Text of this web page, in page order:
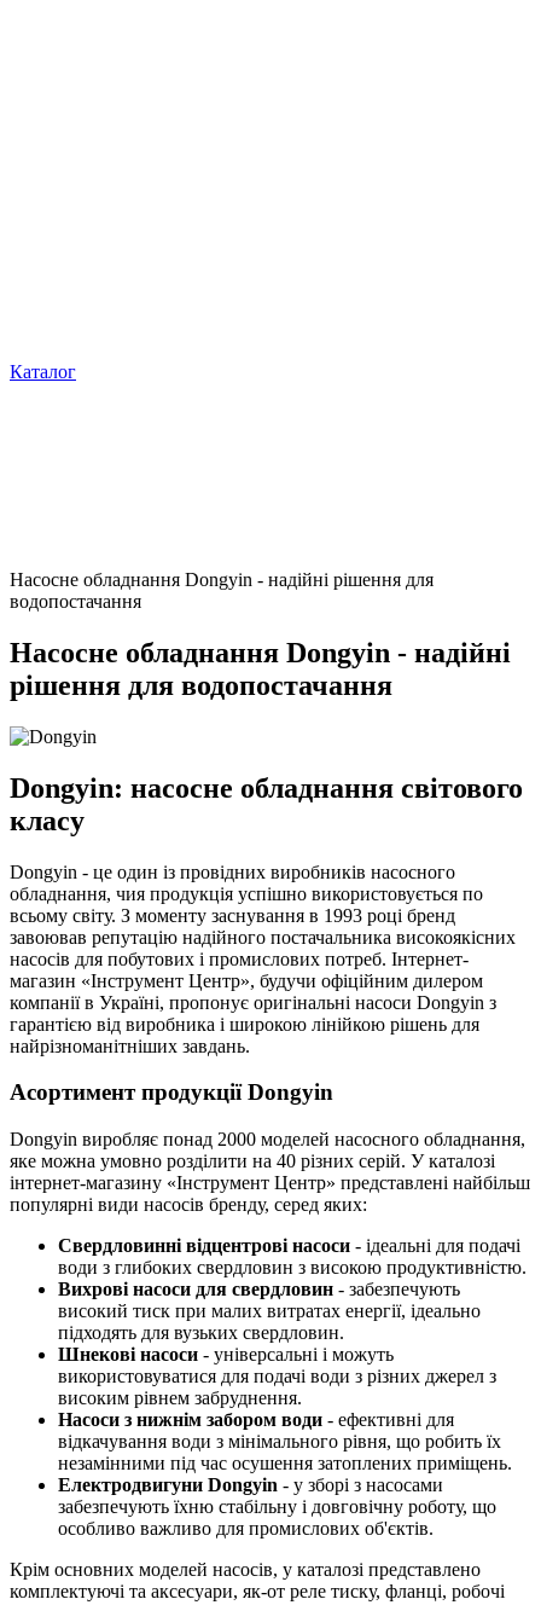
Каталог
Насосне обладнання Dongyin - надійні рішення для
водопостачання
Насосне обладнання Dongyin - надійні
рішення для водопостачання
Dongyin: насосне обладнання світового
класу
Dongyin - це один із провідних виробників насосного
обладнання, чия продукція успішно використовується по
всьому світу. З моменту заснування в 1993 році бренд
завоював репутацію надійного постачальника високоякісних
насосів для побутових і промислових потреб. Інтернет-
магазин «Інструмент Центр», будучи офіційним дилером
компанії в Україні, пропонує оригінальні насоси Dongyin з
гарантією від виробника і широкою лінійкою рішень для
найрізноманітніших завдань.
Асортимент продукції Dongyin
Dongyin виробляє понад 2000 моделей насосного обладнання,
яке можна умовно розділити на 40 різних серій. У каталозі
інтернет-магазину «Інструмент Центр» представлені найбільш
популярні види насосів бренду, серед яких:
Свердловинні відцентрові насоси - ідеальні для подачі
води з глибоких свердловин з високою продуктивністю.
Вихрові насоси для свердловин - забезпечують
високий тиск при малих витратах енергії, ідеально
підходять для вузьких свердловин.
Шнекові насоси - універсальні і можуть
використовуватися для подачі води з різних джерел з
високим рівнем забруднення.
Насоси з нижнім забором води - ефективні для
відкачування води з мінімального рівня, що робить їх
незамінними під час осушення затоплених приміщень.
Електродвигуни Dongyin - у зборі з насосами
забезпечують їхню стабільну і довговічну роботу, що
особливо важливо для промислових об'єктів.
Крім основних моделей насосів, у каталозі представлено
комплектуючі та аксесуари, як-от реле тиску, фланці, робочі